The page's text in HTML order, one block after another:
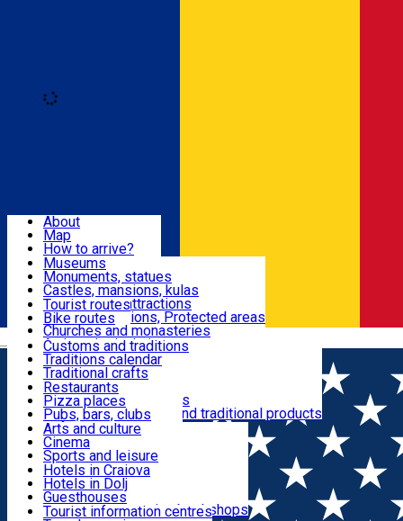
Română
Attractions
Routes
Customs, Traditions
Food & Drinks
Leisure & Fun
Accommodation
Useful
About
Map
How to arrive?
Recommendations
Tourist attractions
News
Museums
Monuments, statues
Castles, mansions, kulas
Architectural attractions
Natural attractions, Protected areas
Churches and monasteries
Archaeological sites
Parks and gardens
Tourist routes
Bike routes
Customs and traditions
Traditions calendar
Traditional crafts
Traditional cuisine
Wineries and vineyards
Local manufacturers and traditional products
Restaurants
Pizza places
Pubs, bars, clubs
Cafes and teahouses
Sweets and ice cream
Fast-food
Arts and culture
Cinema
Sports and leisure
Horse riding
Swimming pools
Zoo
Shopping, souvenirs, bookshops
Hotels in Craiova
Hotels in Dolj
Guesthouses
Villas
Tourist information centres